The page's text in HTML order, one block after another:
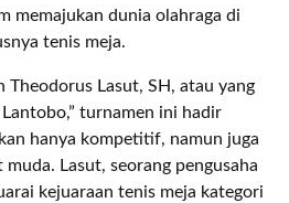
memajukan dunia olahraga di
tenis meja.
Theodorus Lasut, SH, atau yang
Lantobo,” turnamen ini hadir
hanya kompetitif, namun juga
Lasut, seorang pengusaha
kejuaraan tenis meja kategori